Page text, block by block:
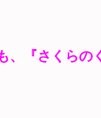
『さくらの